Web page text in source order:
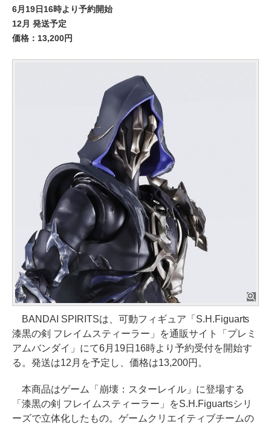
6月19日16時より予約開始
12月 発送予定
価格：13,200円
BANDAI SPIRITSは、可動フィギュア「S.H.Figuarts
漆黒の剣 フレイムスティーラー」を通販サイト「プレミ
アムバンダイ」にて6月19日16時より予約受付を開始す
る。発送は12月を予定し、価格は13,200円。
本商品はゲーム「崩壊：スターレイル」に登場する
「漆黒の剣 フレイムスティーラー」をS.H.Figuartsシリ
ーズで立体化したもの。ゲームクリエイティブチームの